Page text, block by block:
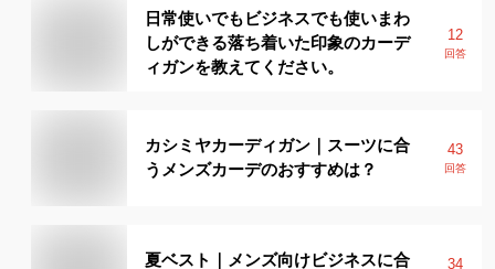
日常使いでもビジネスでも使いまわ
しができる落ち着いた印象のカーデ
ィガンを教えてください。
12
回答
カシミヤカーディガン｜スーツに合
うメンズカーデのおすすめは？
43
回答
夏ベスト｜メンズ向けビジネスに合
34